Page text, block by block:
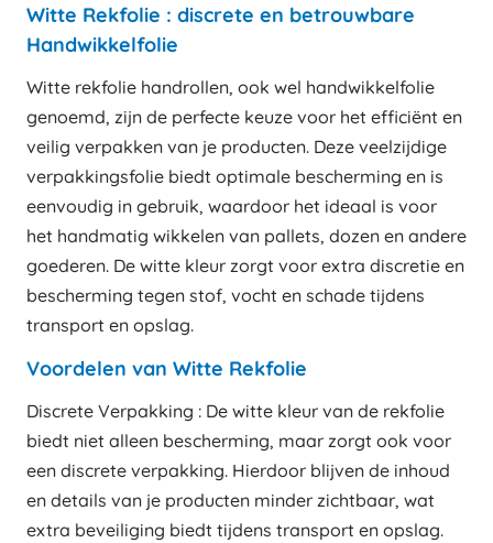
Witte Rekfolie : discrete en betrouwbare
Handwikkelfolie
Witte rekfolie handrollen, ook wel handwikkelfolie
genoemd, zijn de perfecte keuze voor het efficiënt en
veilig verpakken van je producten. Deze veelzijdige
verpakkingsfolie biedt optimale bescherming en is
eenvoudig in gebruik, waardoor het ideaal is voor
het handmatig wikkelen van pallets, dozen en andere
goederen. De witte kleur zorgt voor extra discretie en
bescherming tegen stof, vocht en schade tijdens
transport en opslag.
Voordelen van Witte Rekfolie
Discrete Verpakking : De witte kleur van de rekfolie
biedt niet alleen bescherming, maar zorgt ook voor
een discrete verpakking. Hierdoor blijven de inhoud
en details van je producten minder zichtbaar, wat
extra beveiliging biedt tijdens transport en opslag.